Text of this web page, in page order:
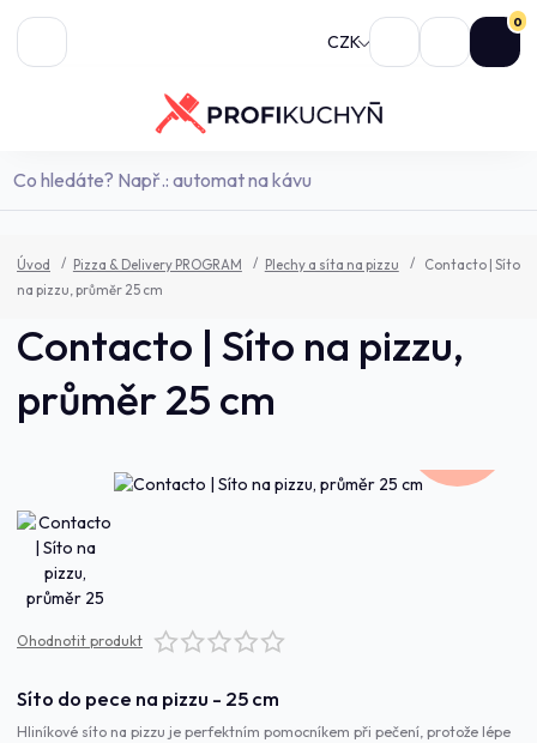
CZK
0
Úvod Pizza & Delivery PROGRAM Plechy a síta na pizzu
Contacto | Síto
na pizzu, průměr 25 cm
Contacto | Síto na pizzu,
průměr 25 cm
Ohodnotit produkt
Síto do pece na pizzu - 25 cm
Hliníkové síto na pizzu je perfektním pomocníkem při pečení, protože lépe